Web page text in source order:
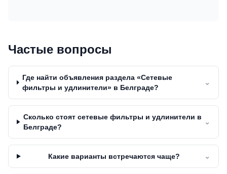
Частые вопросы
Где найти объявления раздела «Сетевые
фильтры и удлинители» в Белграде?
⌄
Сколько стоят сетевые фильтры и удлинители в
Белграде?
⌄
Какие варианты встречаются чаще? ⌄